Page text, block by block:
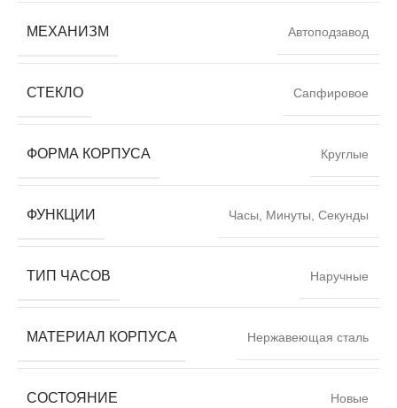
МЕХАНИЗМ Автоподзавод
СТЕКЛО Сапфировое
ФОРМА КОРПУСА Круглые
ФУНКЦИИ Часы, Минуты, Секунды
ТИП ЧАСОВ Наручные
МАТЕРИАЛ КОРПУСА Нержавеющая сталь
СОСТОЯНИЕ Новые